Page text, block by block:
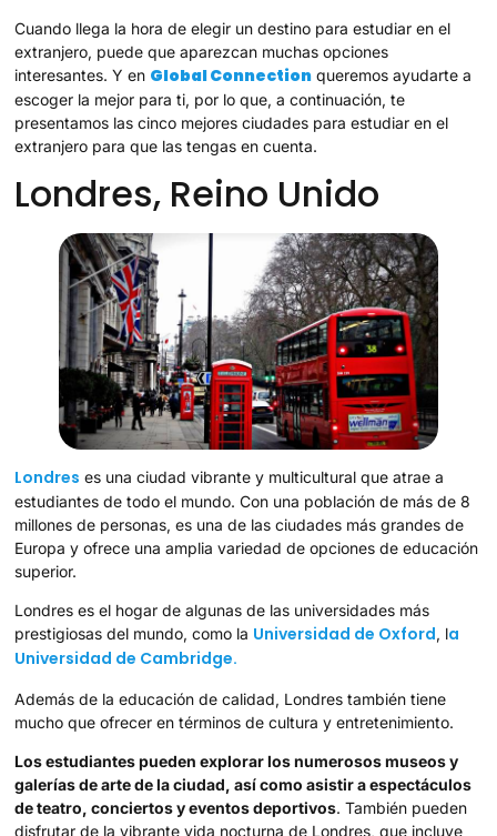
Cuando llega la hora de elegir un destino para estudiar en el
extranjero, puede que aparezcan muchas opciones
interesantes. Y en Global Connection queremos ayudarte a
escoger la mejor para ti, por lo que, a continuación, te
presentamos las cinco mejores ciudades para estudiar en el
extranjero para que las tengas en cuenta.
Londres, Reino Unido
Londres es una ciudad vibrante y multicultural que atrae a
estudiantes de todo el mundo. Con una población de más de 8
millones de personas, es una de las ciudades más grandes de
Europa y ofrece una amplia variedad de opciones de educación
superior.
Londres es el hogar de algunas de las universidades más
prestigiosas del mundo, como la Universidad de Oxford, la
Universidad de Cambridge.
Además de la educación de calidad, Londres también tiene
mucho que ofrecer en términos de cultura y entretenimiento.
Los estudiantes pueden explorar los numerosos museos y
galerías de arte de la ciudad, así como asistir a espectáculos
de teatro, conciertos y eventos deportivos. También pueden
disfrutar de la vibrante vida nocturna de Londres, que incluye